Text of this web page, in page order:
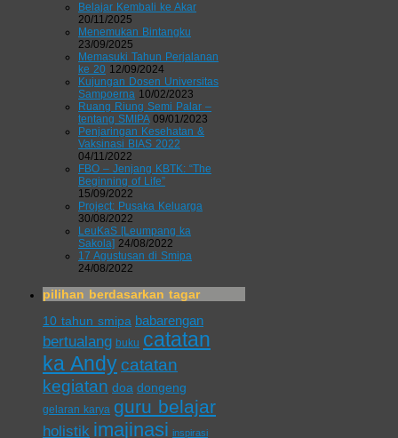
Belajar Kembali ke Akar
20/11/2025
Menemukan Bintangku
23/09/2025
Memasuki Tahun Perjalanan
ke 20 12/09/2024
Kujungan Dosen Universitas
Sampoerna 10/02/2023
Ruang Riung Semi Palar –
tentang SMIPA 09/01/2023
Penjaringan Kesehatan &
Vaksinasi BIAS 2022
04/11/2022
FBO – Jenjang KBTK: “The
Beginning of Life”
15/09/2022
Project: Pusaka Keluarga
30/08/2022
LeuKaS [Leumpang ka
Sakola] 24/08/2022
17 Agustusan di Smipa
24/08/2022
pilihan berdasarkan tagar
10 tahun smipa babarengan
bertualang buku catatan
ka Andy catatan
kegiatan doa dongeng
gelaran karya guru belajar
holistik imajinasi inspirasi